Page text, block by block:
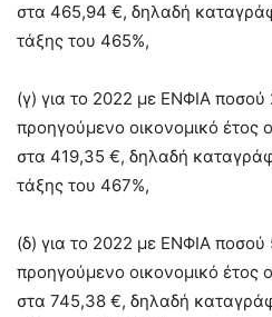
στα 465,94 €, δηλαδή
τάξης του 465%,
(γ) για το 2022 με ΕΝΦΙΑ
προηγούμενο οικονομικό έτος
στα 419,35 €, δηλαδή
τάξης του 467%,
(δ) για το 2022 με ΕΝΦΙΑ
προηγούμενο οικονομικό έτος
στα 745,38 €, δηλαδή